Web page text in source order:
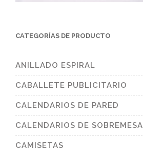
CATEGORÍAS DE PRODUCTO
ANILLADO ESPIRAL
CABALLETE PUBLICITARIO
CALENDARIOS DE PARED
CALENDARIOS DE SOBREMESA
CAMISETAS